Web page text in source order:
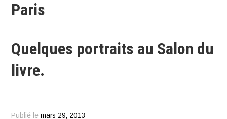
Paris
Quelques portraits au Salon du
livre.
Publié lemars 29, 2013